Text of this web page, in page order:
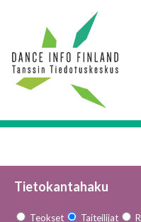
Tietokantahaku
Teokset Taiteilijat